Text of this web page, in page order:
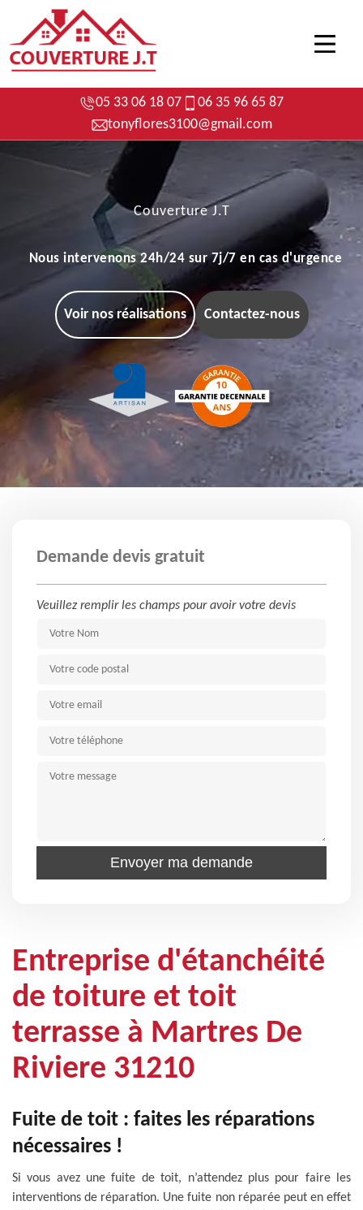
05 33 06 18 07
06 35 96 65 87
tonyflores3100@gmail.com
Couverture J.T
Nous intervenons 24h/24 sur 7j/7 en cas d'urgence
Voir nos réalisations Contactez-nous
Demande devis gratuit
Veuillez remplir les champs pour avoir votre devis
Entreprise d'étanchéité
de toiture et toit
terrasse à Martres De
Riviere 31210
Fuite de toit : faites les réparations
nécessaires !
Si vous avez une fuite de toit, n’attendez plus pour faire les
interventions de réparation. Une fuite non réparée peut en effet